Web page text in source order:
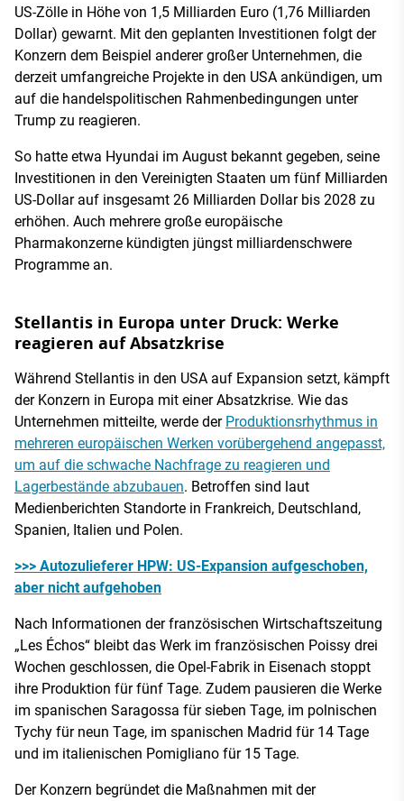
US-Zölle in Höhe von 1,5 Milliarden Euro (1,76 Milliarden
Dollar) gewarnt. Mit den geplanten Investitionen folgt der
Konzern dem Beispiel anderer großer Unternehmen, die
derzeit umfangreiche Projekte in den USA ankündigen, um
auf die handelspolitischen Rahmenbedingungen unter
Trump zu reagieren.
So hatte etwa Hyundai im August bekannt gegeben, seine
Investitionen in den Vereinigten Staaten um fünf Milliarden
US-Dollar auf insgesamt 26 Milliarden Dollar bis 2028 zu
erhöhen. Auch mehrere große europäische
Pharmakonzerne kündigten jüngst milliardenschwere
Programme an.
Stellantis in Europa unter Druck: Werke
reagieren auf Absatzkrise
Während Stellantis in den USA auf Expansion setzt, kämpft
der Konzern in Europa mit einer Absatzkrise. Wie das
Unternehmen mitteilte, werde der Produktionsrhythmus in
mehreren europäischen Werken vorübergehend angepasst,
um auf die schwache Nachfrage zu reagieren und
Lagerbestände abzubauen. Betroffen sind laut
Medienberichten Standorte in Frankreich, Deutschland,
Spanien, Italien und Polen.
>>> Autozulieferer HPW: US-Expansion aufgeschoben,
aber nicht aufgehoben
Nach Informationen der französischen Wirtschaftszeitung
„Les Échos“ bleibt das Werk im französischen Poissy drei
Wochen geschlossen, die Opel-Fabrik in Eisenach stoppt
ihre Produktion für fünf Tage. Zudem pausieren die Werke
im spanischen Saragossa für sieben Tage, im polnischen
Tychy für neun Tage, im spanischen Madrid für 14 Tage
und im italienischen Pomigliano für 15 Tage.
Der Konzern begründet die Maßnahmen mit der